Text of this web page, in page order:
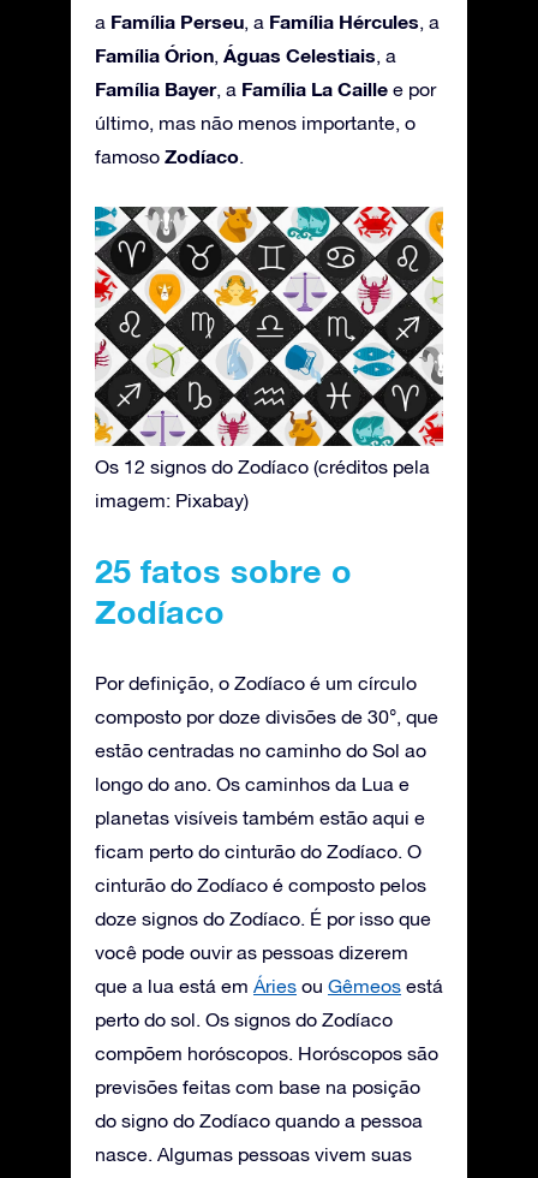
a Família Perseu , a Família Hércules , a
Família Órion Águas Celestiais , a
Família Bayer, a Família La Caille e por
último, mas não menos importante, o
famoso Zodíaco
Os 12 signos do Zodíaco (créditos pela
imagem: Pixabay)
25 fatos sobre o
Zodíaco
Por definição, o Zodíaco é um círculo
composto por doze divisões de 30°, que
estão centradas no caminho do Sol ao
longo do ano. Os caminhos da Lua e
planetas visíveis também estão aqui e
ficam perto do cinturão do Zodíaco. O
cinturão do Zodíaco é composto pelos
doze signos do Zodíaco. É por isso que
você pode ouvir as pessoas dizerem
que a lua está em Áries ou Gêmeos está
perto do sol. Os signos do Zodíaco
compõem horóscopos. Horóscopos são
previsões feitas com base na posição
do signo do Zodíaco quando a pessoa
nasce. Algumas pessoas vivem suas